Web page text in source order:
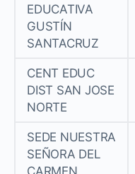
EDUCATIVA
GUSTÍN
SANTACRUZ
CENT EDUC
DIST SAN JOSE
NORTE
SEDE NUESTRA
SEÑORA DEL
CARMEN